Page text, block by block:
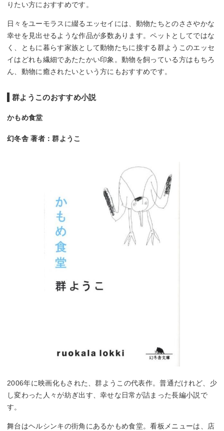
りたい方におすすめです。
日々をユーモラスに綴るエッセイには、動物たちとのささやかな
幸せを見出せるような作品が多数あります。ペットとしてではな
く、ともに暮らす家族として動物たちに接する群ようこのエッセ
イはどれも繊細であたたかい印象。動物を飼っている方はもちろ
ん、動物に癒されたいという方にもおすすめです。
群ようこのおすすめ小説
かもめ食堂
幻冬舎 著者：群ようこ
2006年に映画化もされた、群ようこの代表作。普通だけれど、少
し変わった人々が紡ぎ出す、幸せな日常が詰まった長編小説で
す。
舞台はヘルシンキの街角にあるかもめ食堂。看板メニューは、店